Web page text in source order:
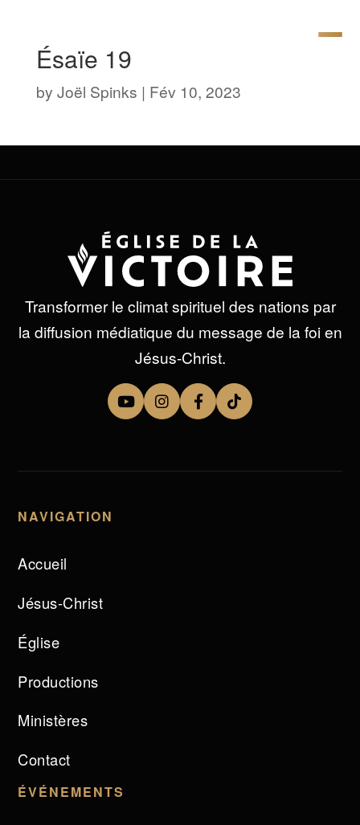
Ésaïe 19
by Joël Spinks | Fév 10, 2023
Transformer le climat spirituel des nations par
la diffusion médiatique du message de la foi en
Jésus-Christ.
NAVIGATION
Accueil
Jésus-Christ
Église
Productions
Ministères
Contact
ÉVÉNEMENTS